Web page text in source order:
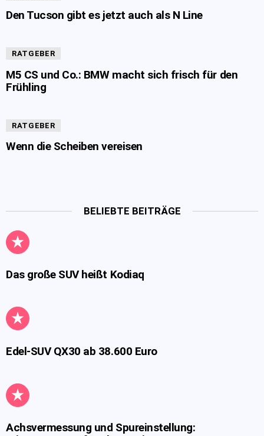
Den Tucson gibt es jetzt auch als N Line
RATGEBER
M5 CS und Co.: BMW macht sich frisch für den
Frühling
RATGEBER
Wenn die Scheiben vereisen
BELIEBTE BEITRÄGE
Das große SUV heißt Kodiaq
Edel-SUV QX30 ab 38.600 Euro
Achsvermessung und Spureinstellung: